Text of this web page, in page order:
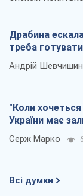
Драбина
треба
Андрій Шевчишин
"Коли
України має
Серж Марко
Всі думки